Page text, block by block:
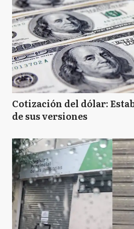
Cotización del dólar:
de sus versiones